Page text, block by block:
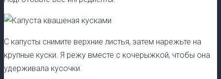
С капусты снимите верхние листья, затем нарежьте на
крупные куски. Я режу вместе с кочерыжкой, чтобы она
удерживала кусочки.